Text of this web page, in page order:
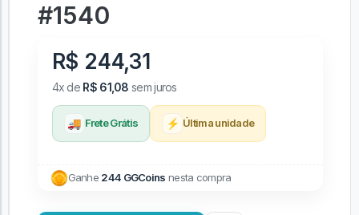
#1540
R$ 244,31
4x de R$ 61,08 sem juros
🚚 Frete Grátis ⚡ Última unidade
Ganhe 244 GGCoins nesta compra